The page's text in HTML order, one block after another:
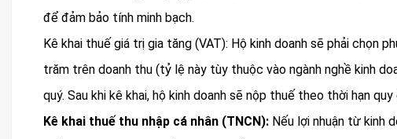
để đảm bảo tính minh bạch.
Kê khai thuế giá trị gia tăng (VAT): Hộ kinh doanh sẽ phải chọn
trăm trên doanh thu (tỷ lệ này tùy thuộc vào ngành nghề kinh
quý. Sau khi kê khai, hộ kinh doanh sẽ nộp thuế theo thời hạn
Kê khai thuế thu nhập cá nhân (TNCN): Nếu lợi nhuận từ kinh